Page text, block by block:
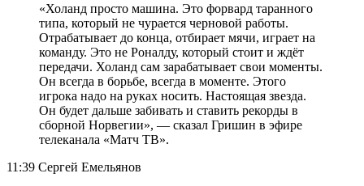
«Холанд просто машина. Это форвард таранного
типа, который не чурается черновой работы.
Отрабатывает до конца, отбирает мячи, играет на
команду. Это не Роналду, который стоит и ждёт
передачи. Холанд сам зарабатывает свои моменты.
Он всегда в борьбе, всегда в моменте. Этого
игрока надо на руках носить. Настоящая звезда.
Он будет дальше забивать и ставить рекорды в
сборной Норвегии», — сказал Гришин в эфире
телеканала «Матч ТВ».
11:39 Сергей Емельянов